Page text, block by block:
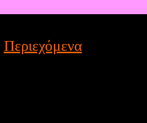
Περιεχόμενα